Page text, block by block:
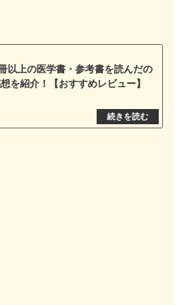
以上の医学書・参考書を読んだの
を紹介！【おすすめレビュー】